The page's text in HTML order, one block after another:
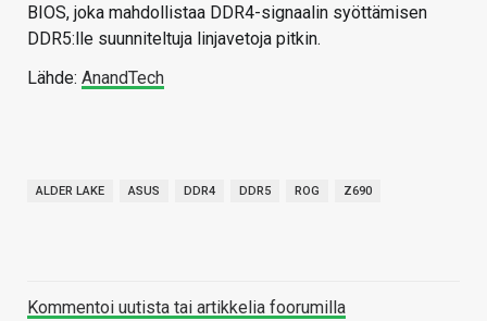
BIOS, joka mahdollistaa DDR4-signaalin syöttämisen
DDR5:lle suunniteltuja linjavetoja pitkin.
Lähde: AnandTech
ALDER LAKE ASUS DDR4 DDR5 ROG Z690
Kommentoi uutista tai artikkelia foorumilla